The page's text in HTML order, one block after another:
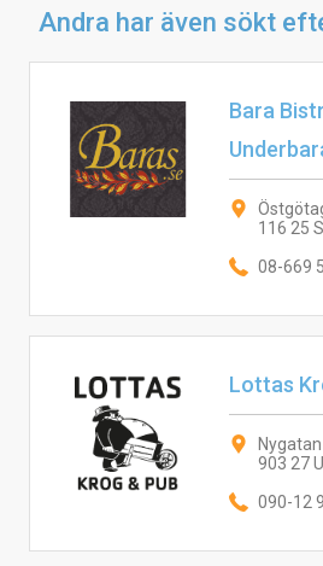
Andra har även sökt
Bara
116 25
08-669
Lottas
903 27
090-12